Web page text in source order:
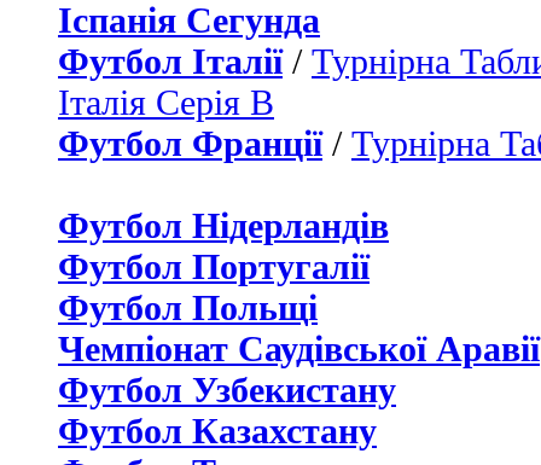
Іспанія Сегунда
Футбол Італії/ Турнірна
Італія Серія B
Футбол Франції/ Турнірна
Футбол Нідерландiв
Футбол Португалії
Футбол Польщі
Чемпіонат Саудівської Аравії
Футбол Узбекистану
Футбол Казахстану